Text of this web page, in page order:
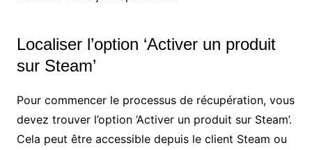
Localiser l’option ‘Activer un produit
sur Steam’
Pour commencer le processus de récupération, vous
devez trouver l’option ‘Activer un produit sur Steam’.
Cela peut être accessible depuis le client Steam ou